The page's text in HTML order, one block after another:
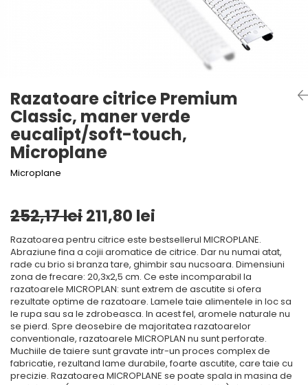
Mustar si specialitati din mustar
preparate
Otet balsamic
Otet Fallot
Otet Gegenbauer
Otet Golles
Piper
Produse de patiserie
Frisca si smantana
Sare
Sare de mare din Franta / Italia /
Spania / Cipru / Africa
Sare de mare din Marea Nordului
Sare de mare din Oceanele
Pacific si Indian
Forme de copt
Placi de taiere
Accesorii pentru patiserie
Cafetiere
Manusi de bucatarie
Suporturi pentru oale
Tigai wok
Capace pentru vase de gatit
Vase cu inductie
Seturi de oale si tigai
Placi inductie
Tigai grill
Prajitore paine
Razatoare citrice Premium
Classic, maner verde
eucalipt/soft-touch,
Microplane
Microplane
252,17 lei211,80 lei
Razatoarea pentru citrice este bestsellerul MICROPLANE.
Abraziune fina a cojii aromatice de citrice. Dar nu numai atat,
rade cu brio si branza tare, ghimbir sau nucsoara. Dimensiuni
zona de frecare: 20,3x2,5 cm. Ce este incomparabil la
razatoarele MICROPLAN: sunt extrem de ascutite si ofera
rezultate optime de razatoare. Lamele taie alimentele in loc sa
le rupa sau sa le zdrobeasca. In acest fel, aromele naturale nu
se pierd. Spre deosebire de majoritatea razatoarelor
conventionale, razatoarele MICROPLAN nu sunt perforate.
Muchiile de taiere sunt gravate intr-un proces complex de
fabricatie, rezultand lame durabile, foarte ascutite, care taie cu
precizie. Razatoarea MICROPLANE se poate spala in masina de